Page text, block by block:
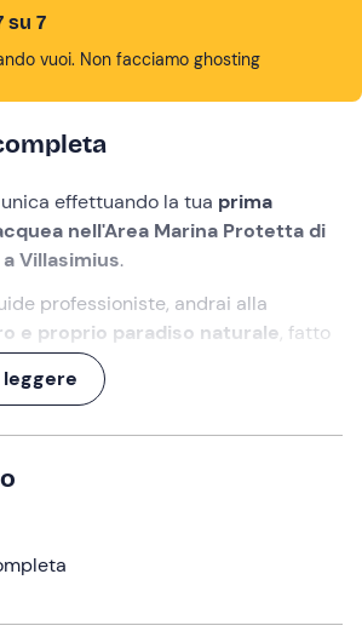
su 7
vuoi. Non facciamo ghosting
effettuando la tua prima
nell'Area Marina Protetta di
Villasimius.
professioniste, andrai alla
e proprio paradiso naturale, fatto
praterie subacquee dagli
grande varietà di specie marine:
Cernia
e magiche
).
nelle acque cristalline della